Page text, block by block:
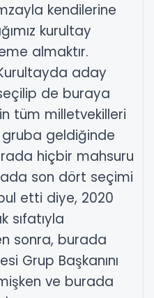
kendilerine
kurultay
almaktır.
aday
de buraya
tüm milletvekilleri
gruba geldiğinde
hiçbir mahsuru
son dört seçimi
etti diye, 2020
sıfatıyla
sonra, burada
Grup Başkanını
ve burada